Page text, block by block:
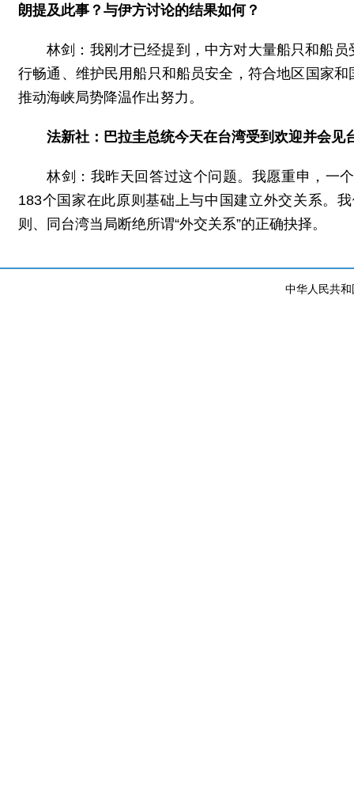
朗提及此事？与伊方讨论的结果如何？
林剑：我刚才已经提到，中方对大量船只和船
行畅通、维护民用船只和船员安全，符合地区国家
推动海峡局势降温作出努力。
法新社：巴拉圭总统今天在台湾受到欢迎并会见
林剑：我昨天回答过这个问题。我愿重申，一
183个国家在此原则基础上与中国建立外交关系。
则、同台湾当局断绝所谓“外交关系”的正确抉择。
中华人民共